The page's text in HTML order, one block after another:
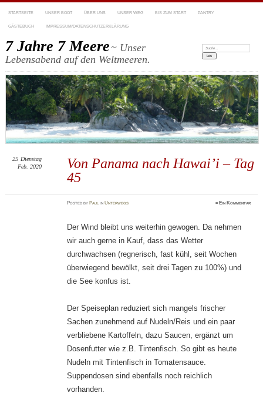
STARTSEITE UNSER BOOT ÜBER UNS UNSER WEG BIS ZUM START PANTRY
GÄSTEBUCH IMPRESSUM/DATENSCHUTZERKLÄRUNG
7 Jahre 7 Meere~ Unser
Lebensabend auf den Weltmeeren.
Suchen:
Von Panama nach Hawai’i – Tag
45
25 Dienstag
Feb. 2020
Postedby Paul inUnterwegs ≈ Ein Kommentar
Der Wind bleibt uns weiterhin gewogen. Da nehmen
wir auch gerne in Kauf, dass das Wetter
durchwachsen (regnerisch, fast kühl, seit Wochen
überwiegend bewölkt, seit drei Tagen zu 100%) und
die See konfus ist.
Der Speiseplan reduziert sich mangels frischer
Sachen zunehmend auf Nudeln/Reis und ein paar
verbliebene Kartoffeln, dazu Saucen, ergänzt um
Dosenfutter wie z.B. Tintenfisch. So gibt es heute
Nudeln mit Tintenfisch in Tomatensauce.
Suppendosen sind ebenfalls noch reichlich
vorhanden.